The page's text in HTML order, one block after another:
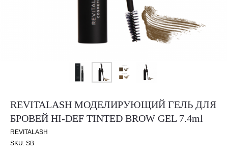
REVITALASH МОДЕЛИРУЮЩИЙ ГЕЛЬ ДЛЯ
БРОВЕЙ HI-DEF TINTED BROW GEL 7.4ml
REVITALASH
SKU: SB